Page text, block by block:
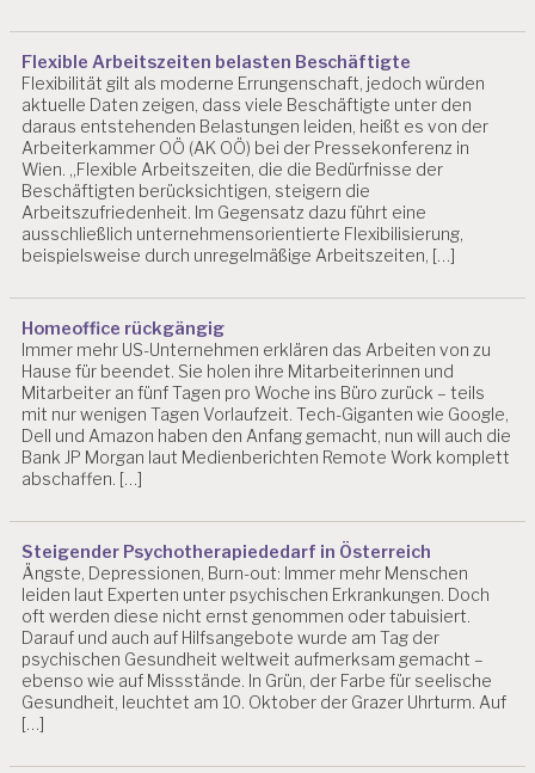
T
G
O
R
I
Z
E
D
Flexible Arbeitszeiten belasten Beschäftigte
Flexibilität gilt als moderne Errungenschaft, jedoch würden
aktuelle Daten zeigen, dass viele Beschäftigte unter den
daraus entstehenden Belastungen leiden, heißt es von der
Arbeiterkammer OÖ (AK OÖ) bei der Pressekonferenz in
Wien. „Flexible Arbeitszeiten, die die Bedürfnisse der
Beschäftigten berücksichtigen, steigern die
Arbeitszufriedenheit. Im Gegensatz dazu führt eine
ausschließlich unternehmensorientierte Flexibilisierung,
beispielsweise durch unregelmäßige Arbeitszeiten, […]
Homeoffice rückgängig
Immer mehr US-Unternehmen erklären das Arbeiten von zu
Hause für beendet. Sie holen ihre Mitarbeiterinnen und
Mitarbeiter an fünf Tagen pro Woche ins Büro zurück – teils
mit nur wenigen Tagen Vorlaufzeit. Tech-Giganten wie Google,
Dell und Amazon haben den Anfang gemacht, nun will auch die
Bank JP Morgan laut Medienberichten Remote Work komplett
abschaffen. […]
Steigender Psychotherapiededarf in Österreich
Ängste, Depressionen, Burn-out: Immer mehr Menschen
leiden laut Experten unter psychischen Erkrankungen. Doch
oft werden diese nicht ernst genommen oder tabuisiert.
Darauf und auch auf Hilfsangebote wurde am Tag der
psychischen Gesundheit weltweit aufmerksam gemacht –
ebenso wie auf Missstände. In Grün, der Farbe für seelische
Gesundheit, leuchtet am 10. Oktober der Grazer Uhrturm. Auf
[…]